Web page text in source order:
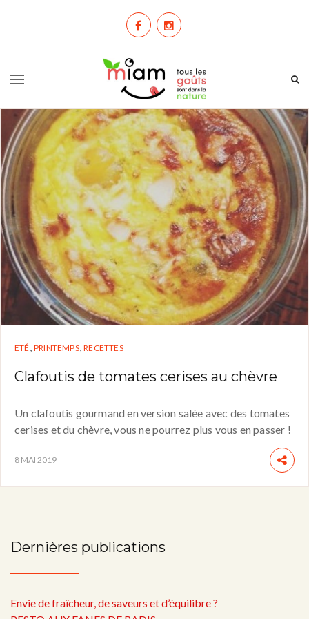
ETÉ ,PRINTEMPS,RECETTES
Clafoutis de tomates cerises au chèvre
Un clafoutis gourmand en version salée avec des tomates
cerises et du chèvre, vous ne pourrez plus vous en passer !
8 MAI 2019
Dernières publications
Envie de fraîcheur, de saveurs et d’équilibre ?